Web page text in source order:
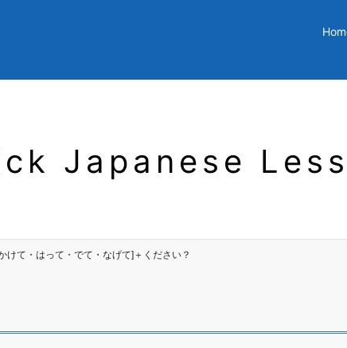
Japanese
けて・はって・でて・なげて]＋ください？